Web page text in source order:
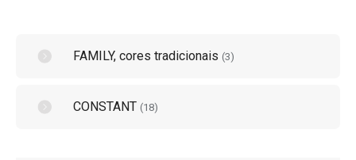
FAMILY, cores tradicionais (3)
CONSTANT (18)